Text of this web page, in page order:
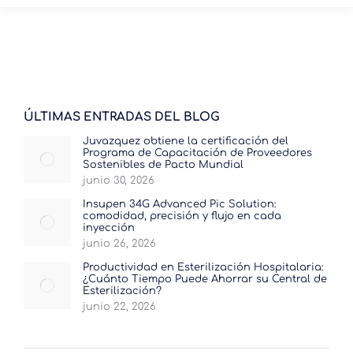
ÚLTIMAS ENTRADAS DEL BLOG
Juvazquez obtiene la certificación del
Programa de Capacitación de Proveedores
Sostenibles de Pacto Mundial
junio 30, 2026
Insupen 34G Advanced Pic Solution:
comodidad, precisión y flujo en cada
inyección
junio 26, 2026
Productividad en Esterilización Hospitalaria:
¿Cuánto Tiempo Puede Ahorrar su Central de
Esterilización?
junio 22, 2026